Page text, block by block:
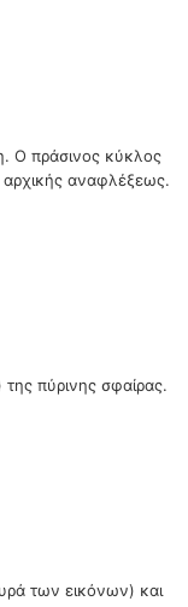
Ο πράσινος κύκλος
αρχικής αναφλέξεως.
της πύρινης σφαίρας.
των εικόνων) και